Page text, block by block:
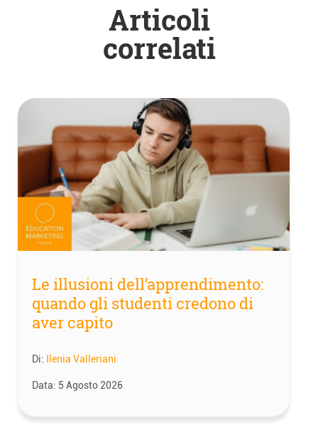
Articoli
correlati
Le illusioni dell’apprendimento:
quando gli studenti credono di
aver capito
Di: Ilenia Valleriani
Data: 5 Agosto 2026